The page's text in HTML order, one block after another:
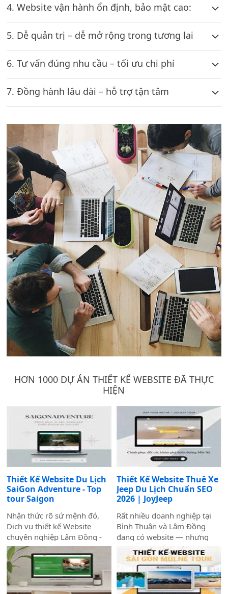
4. Website vận hành ổn định, bảo mật cao:
5. Dễ quản trị – dễ mở rộng trong tương lai
6. Tư vấn đúng nhu cầu – tối ưu chi phí
7. Đồng hành lâu dài – hỗ trợ tận tâm
HƠN 1000 DỰ ÁN THIẾT KẾ WEBSITE ĐÃ THỰC
HIỆN
Thiết Kế Website Du Lịch
SaiGon Adventure - Top
tour Saigon
Nhận thức rõ sứ mệnh đó,
Dịch vụ thiết kế Website
chuyên nghiệp Lâm Đồng -
Biển Vàng đã hợp tác cùng
thương hiệu SaiGon
Adventure để triển khai dự
án thiết kế website du lịch
cao cấp tại địa chỉ
Thiết Kế Website Thuê Xe
Jeep Du Lịch Chuẩn SEO
2026 | JoyJeep
Rất nhiều doanh nghiệp tại
Bình Thuận và Lâm Đồng
đang có website — nhưng
Google không biết đến sự
tồn tại của họ. Không có
khách từ tìm kiếm tự nhiên,
mọi nỗ lực xây dựng nội
dung đều trở nên vô nghĩa.